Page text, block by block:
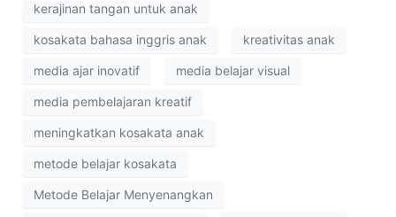
kerajinan tangan untuk anak
kosakata bahasa inggris anak kreativitas anak
media ajar inovatif media belajar visual
media pembelajaran kreatif
meningkatkan kosakata anak
metode belajar kosakata
Metode Belajar Menyenangkan